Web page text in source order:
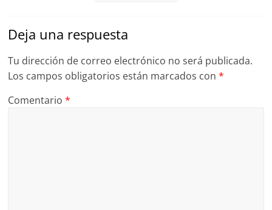
Deja una respuesta
Tu dirección de correo electrónico no será publicada.
Los campos obligatorios están marcados con*
Comentario*